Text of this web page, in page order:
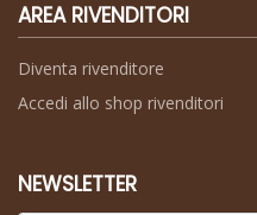
AREA RIVENDITORI
Diventa rivenditore
Accedi allo shop rivenditori
NEWSLETTER